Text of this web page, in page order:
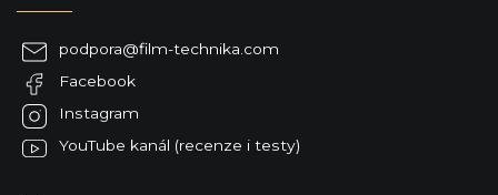
podpora@film-technika.com
Facebook
Instagram
YouTube kanál (recenze i testy)